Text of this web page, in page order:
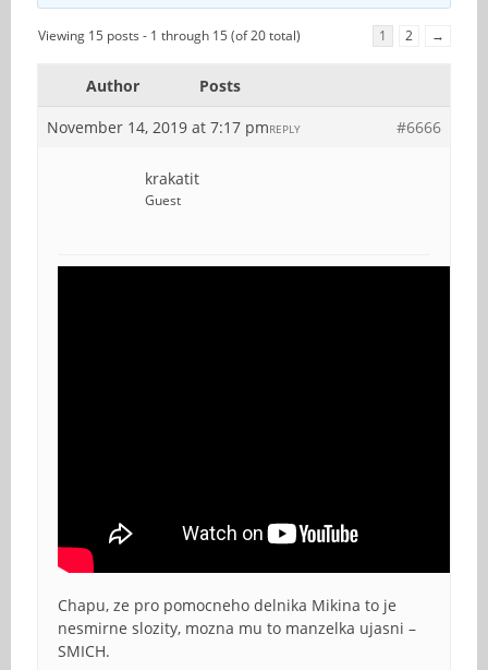
Kontakt
Viewing 15 posts - 1 through 15 (of 20 total) 1 2 →
Author
Posts
November 14, 2019 at 7:17 pm
#6666
REPLY
krakatit
Guest
Chapu, ze pro pomocneho delnika Mikina to je
nesmirne slozity, mozna mu to manzelka ujasni –
SMICH.